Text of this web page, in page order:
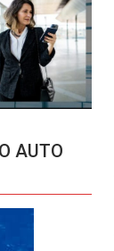
AUTO